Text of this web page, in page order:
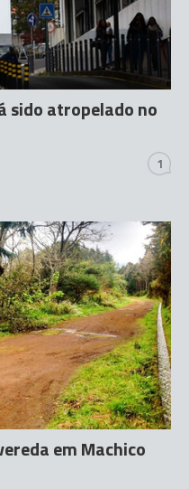
sido atropelado no
1
em Machico